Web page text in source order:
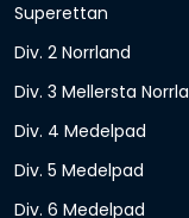
Superettan
Div. 2 Norrland
Div. 3 Mellersta
Div. 4 Medelpad
Div. 5 Medelpad
Div. 6 Medelpad